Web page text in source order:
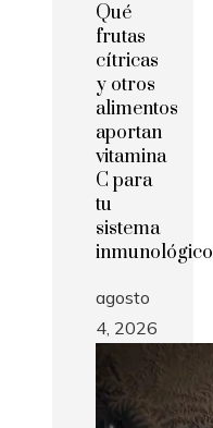
Qué
frutas
cítricas
y otros
alimentos
aportan
vitamina
C para
tu
sistema
inmunológico
agosto
4, 2026